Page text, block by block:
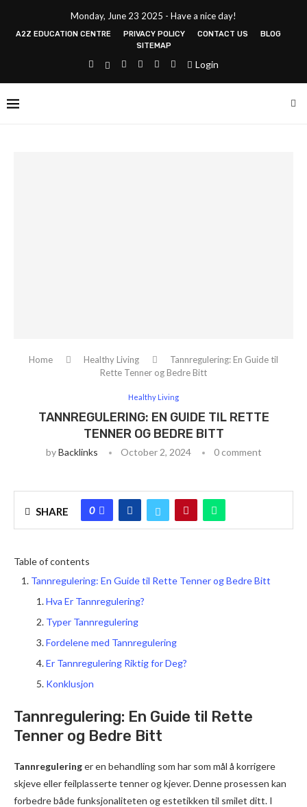
Monday, June 23 2025 - Have a nice day!
A2Z EDUCATION CENTRE PRIVACY POLICY CONTACT US
BLOG
SITEMAP
Login
Home Healthy Living
Tannregulering: En Guide til
Rette Tenner og Bedre Bitt
Healthy Living
TANNREGULERING: EN GUIDE TIL RETTE
TENNER OG BEDRE BITT
byBacklinks October 2, 2024 0 comment
SHARE 0
Table of contents
Tannregulering: En Guide til Rette Tenner og Bedre Bitt
Hva Er Tannregulering?
Typer Tannregulering
Fordelene med Tannregulering
Er Tannregulering Riktig for Deg?
Konklusjon
Tannregulering: En Guide til Rette
Tenner og Bedre Bitt
Tannreguleringer en behandling som har som mål å korrigere
skjeve eller feilplasserte tenner og kjever. Denne prosessen kan
forbedre både funksjonaliteten og estetikken til smilet ditt. I